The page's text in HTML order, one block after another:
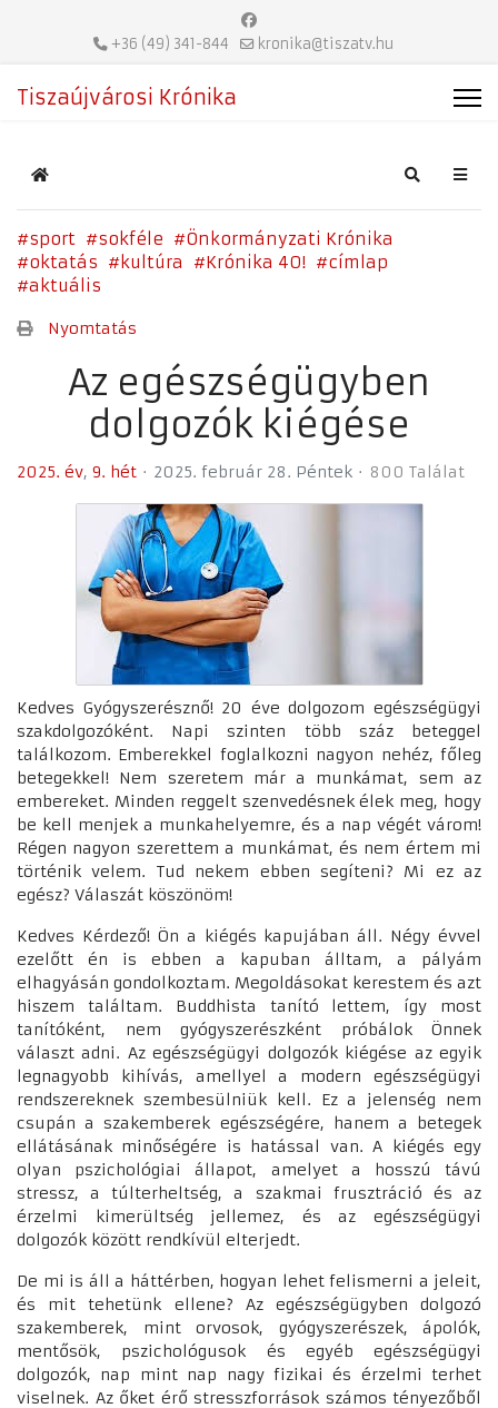
+36 (49) 341-844 kronika@tiszatv.hu
Tiszaújvárosi Krónika
Home Search
sport sokféle
Önkormányzati Krónika
oktatás
kultúra Krónika 40!
címlap
aktuális
Nyomtatás
Az egészségügyben
dolgozók kiégése
2025. év 9. hét 2025. február 28. Péntek 800 Találat
Kedves Gyógyszerésznő! 20 éve dolgozom egészségügyi
szakdolgozóként. Napi szinten több száz beteggel
találkozom. Emberekkel foglalkozni nagyon nehéz, főleg
betegekkel! Nem szeretem már a munkámat, sem az
embereket. Minden reggelt szenvedésnek élek meg, hogy
be kell menjek a munkahelyemre, és a nap végét várom!
Régen nagyon szerettem a munkámat, és nem értem mi
történik velem. Tud nekem ebben segíteni? Mi ez az
egész? Válaszát köszönöm!
Kedves Kérdező! Ön a kiégés kapujában áll. Négy évvel
ezelőtt én is ebben a kapuban álltam, a pályám
elhagyásán gondolkoztam. Megoldásokat kerestem és azt
hiszem találtam. Buddhista tanító lettem, így most
tanítóként, nem gyógyszerészként próbálok Önnek
választ adni. Az egészségügyi dolgozók kiégése az egyik
legnagyobb kihívás, amellyel a modern egészségügyi
rendszereknek szembesülniük kell. Ez a jelenség nem
csupán a szakemberek egészségére, hanem a betegek
ellátásának minőségére is hatással van. A kiégés egy
olyan pszichológiai állapot, amelyet a hosszú távú
stressz, a túlterheltség, a szakmai frusztráció és az
érzelmi kimerültség jellemez, és az egészségügyi
dolgozók között rendkívül elterjedt.
De mi is áll a háttérben, hogyan lehet felismerni a jeleit,
és mit tehetünk ellene? Az egészségügyben dolgozó
szakemberek, mint orvosok, gyógyszerészek, ápolók,
mentősök, pszichológusok és egyéb egészségügyi
dolgozók, nap mint nap nagy fizikai és érzelmi terhet
viselnek. Az őket érő stresszforrások számos tényezőből